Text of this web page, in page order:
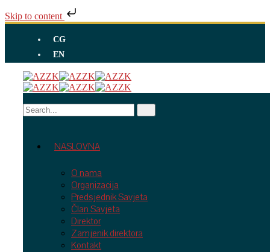
Skip to content
CG
EN
NASLOVNA
O nama
Organizacija
Predsjednik Savjeta
Član Savjeta
Direktor
Zamjenik direktora
Kontakt